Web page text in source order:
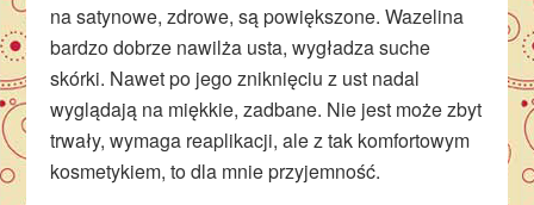
na satynowe, zdrowe, są powiększone. Wazelina
bardzo dobrze nawilża usta, wygładza suche
skórki. Nawet po jego zniknięciu z ust nadal
wyglądają na miękkie, zadbane. Nie jest może zbyt
trwały, wymaga reaplikacji, ale z tak komfortowym
kosmetykiem, to dla mnie przyjemność.